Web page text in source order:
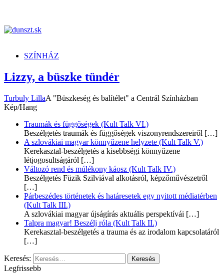
SZÍNHÁZ
Lizzy, a büszke tündér
Turbuly LillaA "Büszkeség és balítélet" a Centrál Színházban
Kép/Hang
Traumák és függőségek (Kult Talk VI.)
Beszélgetés traumák és függőségek viszonyrendszereiről […]
A szlovákiai magyar könnyűzene helyzete (Kult Talk V.)
Kerekasztal-beszélgetés a kisebbségi könnyűzene
létjogosultságáról […]
Változó rend és múlékony káosz (Kult Talk IV.)
Beszélgetés Füzik Szilviával alkotásról, képzőművészetről
[…]
Párbeszédes történetek és határesetek egy nyitott médiatérben
(Kult Talk III.)
A szlovákiai magyar újságírás aktuális perspektívái […]
Talpra magyar! Beszélj róla (Kult Talk II.)
Kerekasztal-beszélgetés a trauma és az irodalom kapcsolatáról
[…]
Keresés:
Legfrissebb